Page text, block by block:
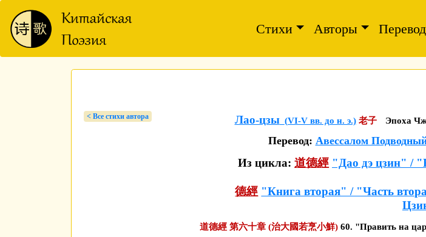
Стихи Авторы
< Bсе стихи автора Лао-цзы (VI-V вв. до н. э.) 老子 Эпоха
Перевод: Авессалом
Из цикла: 道德經 "Дао дэ цзин" /
德經 "Книга вторая" / "Часть
道德經 第六十章 (治大國若烹小鮮) 60. "Править на